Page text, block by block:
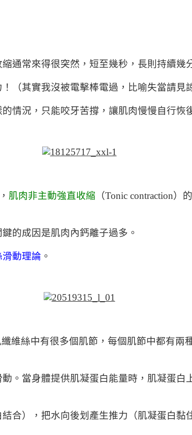
通常來得很突然，短至幾秒，長則持續幾
（其實我沒被電擊棒電過，比喻失當請見
情況，只能咬牙苦撐，讓肌肉慢慢自行恢
肌肉非主動強直收縮 （Tonic contraction
的成因是肌肉內鈣離子過多。
滑動理論 。
纖維絲中有很多個肌節，每個肌節中都有兩
。當身體提供肌凝蛋白能量時，肌凝蛋白
合），把水向後划產生推力（肌凝蛋白